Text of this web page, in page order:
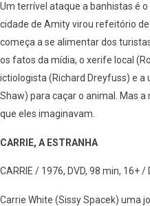
Um terrível ataque a banhistas é
cidade de Amity virou refeitório
começa a se alimentar dos
os fatos da mídia, o xerife local
ictiologista (Richard Dreyfuss) e
Shaw) para caçar o animal. Mas
que eles imaginavam.
CARRIE, A ESTRANHA
CARRIE / 1976, DVD, 98 min, 16+
Carrie White (Sissy Spacek) uma